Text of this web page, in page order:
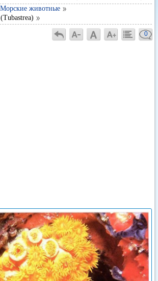
Морские животные
0